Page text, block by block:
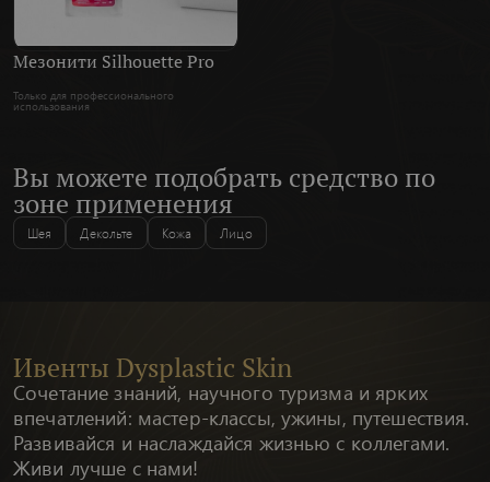
Мезонити Silhouette Pro
Только для профессионального
использования
Вы можете подобрать средство по
зоне применения
Шея Декольте Кожа Лицо
Ивенты Dysplastic Skin
Сочетание знаний, научного туризма и ярких
впечатлений: мастер-классы, ужины, путешествия.
Развивайся и наслаждайся жизнью с коллегами.
Живи лучше с нами!